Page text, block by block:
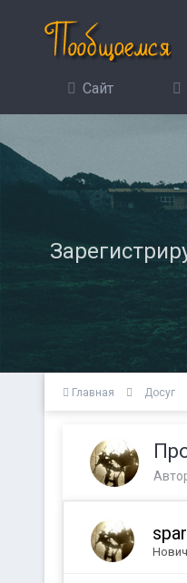
Сайт
Главная Досуг